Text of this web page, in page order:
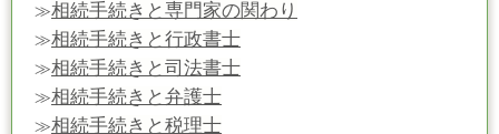
≫相続手続きと専門家の関わり
≫相続手続きと行政書士
≫相続手続きと司法書士
≫相続手続きと弁護士
≫相続手続きと税理士